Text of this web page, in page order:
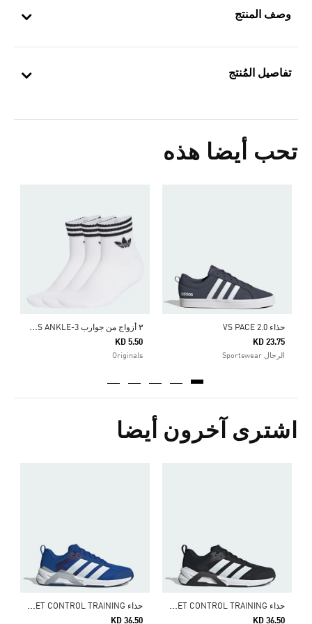
وصف المنتج
تفاصيل المُنتج
تحب أيضا هذه
حذاء VS PACE 2.0
KD 23.75
الرجال Sportswear
٣
أزواج من جوارب 3-STRIPES ANKLE
KD 5.50
Originals
اشترى آخرون أيضا
ح
ذاء DROPSET CONTROL TRAINING
KD 36.50
ح
ذاء DROPSET CONTROL TRAINING
KD 36.50